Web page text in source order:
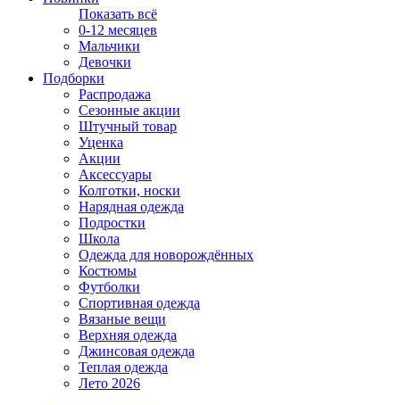
Показать всё
0-12 месяцев
Мальчики
Девочки
Подборки
Распродажа
Сезонные акции
Штучный товар
Уценка
Акции
Аксессуары
Колготки, носки
Нарядная одежда
Подростки
Школа
Одежда для новорождённых
Костюмы
Футболки
Спортивная одежда
Вязаные вещи
Верхняя одежда
Джинсовая одежда
Теплая одежда
Лето 2026